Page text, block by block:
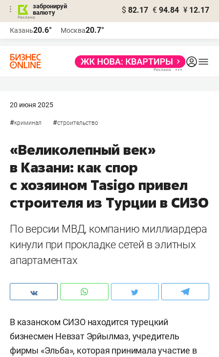
забронируй
валюту
$ 82.17 € 94.84 ¥ 12.17
Казань20.6° Москва20.7°
20 июня 2025
#криминал #строительство
«Великолепный век»
в Казани: как спор
с хозяином Tasigo привел
строителя из Турции в СИЗО
По версии МВД, компанию миллиардера
кинули при прокладке сетей в элитных
апартаментах
В казанском СИЗО находится турецкий
бизнесмен Невзат Эрйылмаз, учредитель
фирмы «Эльба», которая принимала участие в